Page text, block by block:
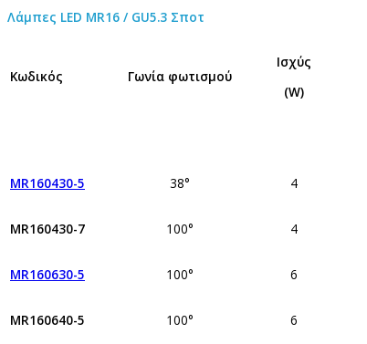
Λάμπες LED MR16 / GU5.3 Σποτ
Κωδικός Γωνία φωτισμού
Ισχύς
(W)
MR160430-5 38° 4
MR160430-7 100° 4
MR160630-5 100° 6
MR160640-5 100° 6